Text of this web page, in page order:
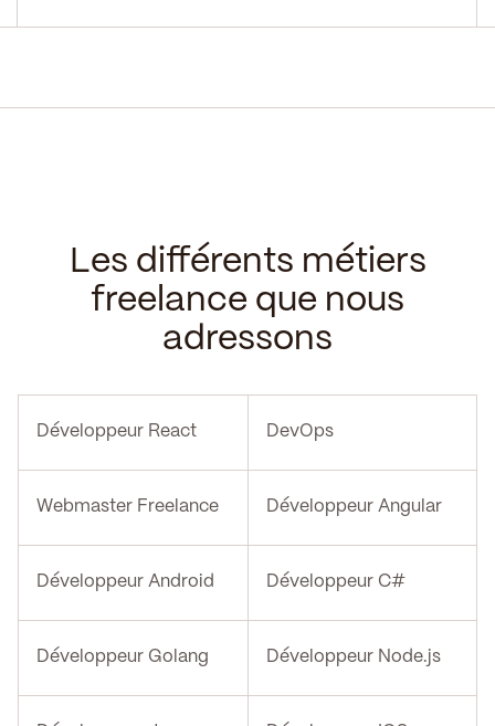
Les différents métiers
freelance que nous
adressons
Développeur React DevOps
Webmaster Freelance Développeur Angular
Développeur Android Développeur C#
Développeur Golang Développeur Node.js